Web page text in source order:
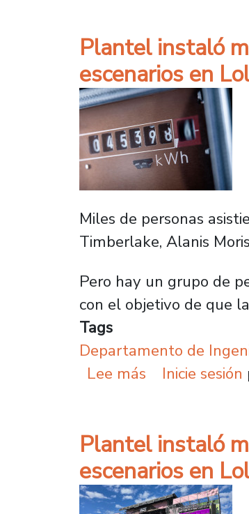
Plantel instaló
escenarios en
Miles de personas
Timberlake, Alanis
Pero hay un grupo de
con el objetivo de que
Tags
Departamento de
Lee más sobre
Inicie sesión
Plantel instaló
escenarios en